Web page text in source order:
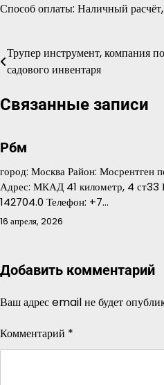
Способ оплаты: Наличный
Навигация
по
записям
Трупер инструмент, компания
садового инвентаря
Связанные записи
Рбм
город: Москва Район: Мосрентген
Адрес: МКАД 41 километр, 4 ст33
142704.0 Телефон: +7…
16 апреля, 2026
Добавить комментарий
Ваш адрес email не будет
Комментарий *